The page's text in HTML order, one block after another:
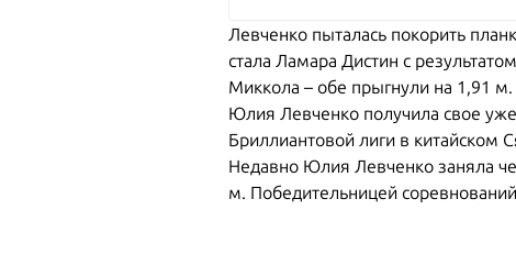
Левченко пыталась покорить
стала Ламара Дистин с
Миккола – обе прыгнули на 1,91 м.
Юлия Левченко получила свое
Бриллиантовой лиги в китайском
Недавно Юлия Левченко заняла
м. Победительницей